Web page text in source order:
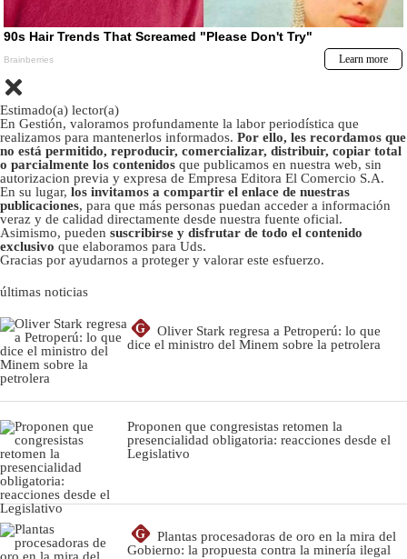
Estimado(a) lector(a)
En Gestión, valoramos profundamente la labor periodística que
realizamos para mantenerlos informados. Por ello, les recordamos que
no está permitido, reproducir, comercializar, distribuir, copiar total
o parcialmente los contenidos que publicamos en nuestra web, sin
autorizacion previa y expresa de Empresa Editora El Comercio S.A.
En su lugar, los invitamos a compartir el enlace de nuestras
publicaciones, para que más personas puedan acceder a información
veraz y de calidad directamente desde nuestra fuente oficial.
Asimismo, pueden suscribirse y disfrutar de todo el contenido
exclusivo que elaboramos para Uds.
Gracias por ayudarnos a proteger y valorar este esfuerzo.
últimas noticias
G
Oliver Stark regresa a Petroperú: lo que
dice el ministro del Minem sobre la petrolera
Proponen que congresistas retomen la
presencialidad obligatoria: reacciones desde el
Legislativo
G
Plantas procesadoras de oro en la mira del
Gobierno: la propuesta contra la minería ilegal